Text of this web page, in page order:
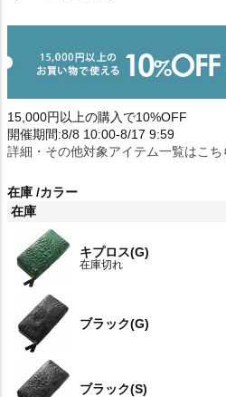
15,000円以上の購入で10%OFF
開催期間:8/8 10:00-8/17 9:59
詳細・その他対象アイテム一覧はこち
在庫 カラー
在庫
キプロス(G)
在庫切れ
ブラック(G)
ブラック(S)